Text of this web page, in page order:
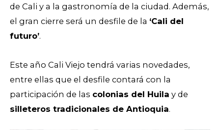
de Cali y a la gastronomía de la ciudad. Además,
el gran cierre será un desfile de la ‘Cali del
futuro’.
Este año Cali Viejo tendrá varias novedades,
entre ellas que el desfile contará con la
participación de las colonias del Huila y de
silleteros tradicionales de Antioquia.